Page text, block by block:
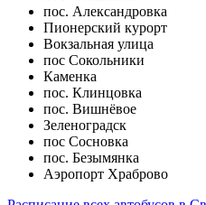
пос. Александровка
Пионерский курорт
Вокзальная улица
пос Сокольники
Каменка
пос. Клинцовка
пос. Вишнёвое
Зеленоградск
пос Сосновка
пос. Безымянка
Аэропорт Храброво